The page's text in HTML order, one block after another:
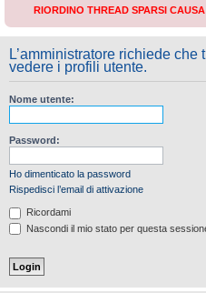
RIORDINO THREAD SPARSI
L’amministratore richiede
vedere i profili utente.
Nome utente:
Password:
Ho dimenticato la password
Rispedisci l’email di attivazione
Ricordami
Nascondi il mio stato per questa